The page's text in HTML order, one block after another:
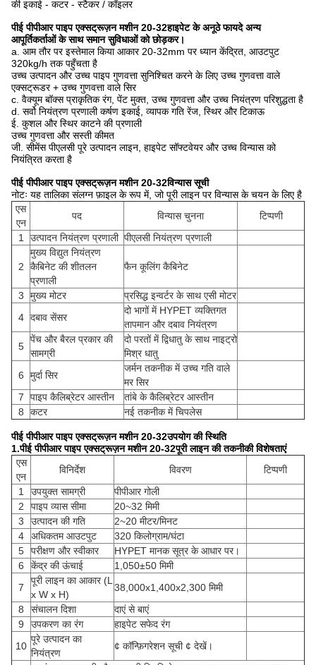
की इकाई - कटर - स्टैकर / कॉइलर
पीई पीपीआर पाइप एक्सट्रूज़न मशीन 20-32हाइपेट के अनूठे फायदे अन्य
आपूर्तिकर्ताओं के साथ समान सुविधाओं को छोड़कर।
a. आम तौर पर इस्तेमाल किया आकार 20-32mm पर ध्यान केंद्रित, आउटपुट
320kg/h तक पहुँचता है
उच्च उत्पादन और उच्च पाइप गुणवत्ता सुनिश्चित करने के लिए उच्च गुणवत्ता वाले
एक्सट्रूडर + उच्च गुणवत्ता वाले सिर
c. वैक्यूम बॉक्स प्राकृतिक रंग, पेंट मुक्त, उच्च गुणवत्ता और उच्च नियंत्रण परिशुद्धता है
d. सर्वो नियंत्रण प्रणाली कर्षण इकाई, व्यापक गति रेंज, स्थिर और टिकाऊ
ई. कुशल और स्थिर काटने की प्रणाली
उच्च गुणवत्ता और सस्ती कीमत
जी. सीमेंस पीएलसी पूरे उत्पादन लाइन, हाइपेट सॉफ्टवेयर और उच्च विन्यास को
नियंत्रित करता है
पीई पीपीआर पाइप एक्सट्रूज़न मशीन 20-32विन्यास सूची
नोटः यह तालिका संलग्न फ़ाइल के रूप में, जो पूरी लाइन पर विन्यास के चयन के लिए है
एस
एन
पद विन्यास चुनना
टिप्पणी
1
उत्पादन नियंत्रण प्रणाली पीएलसी नियंत्रण प्रणाली
2
मुख्य विद्युत नियंत्रण
कैबिनेट की शीतलन
प्रणाली
फैन कूलिंग कैबिनेट
3 मुख्य मोटर
प्रसिद्ध इन्वर्टर के साथ एसी मोटर
4 दबाव सेंसर
दो भागों में HYPET व्यक्तिगत
तापमान और दबाव नियंत्रण
5
पेंच और बैरल प्रकार की
सामग्री
दो परतों में द्विधातु के साथ नाइट्रो
मिश्र धातु
6
मुर्दा सिर
जर्मन तकनीक में उच्च गति वाले
मर सिर
7
पाइप कैलिब्रेटर आस्तीन
तांबे के कैलिब्रेटर आस्तीन
8
कटर नई तकनीक में चिपलेस
पीई पीपीआर पाइप एक्सट्रूज़न मशीन 20-32उपयोग की स्थिति
1.पीई पीपीआर पाइप एक्सट्रूज़न मशीन 20-32पूरी लाइन की तकनीकी विशेषताएं
एस
एन
विनिर्देश विवरण
टिप्पणी
1
उपयुक्त सामग्री
पीपीआर गोली
2
पाइप व्यास सीमा
20~32 मिमी
3
उत्पादन की गति
2~20 मीटर/मिनट
4
अधिकतम आउटपुट
320 किलोग्राम/घंटा
5
परीक्षण और स्वीकार
HYPET मानक सूत्र के आधार पर।
6
केंद्र की ऊंचाई
1,050±50 मिमी
7
पूरी लाइन का आकार (L
x W x H)
38,000x1,400x2,300 मिमी
8
संचालन दिशा
दाएं से बाएं
9
उपकरण का रंग
हाइपेट सफेद रंग
10
पूरे उत्पादन का
नियंत्रण
¢ कॉन्फ़िगरेशन सूची ¢ देखें।